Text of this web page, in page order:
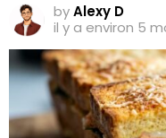
byAlexy D
il y a environ 5